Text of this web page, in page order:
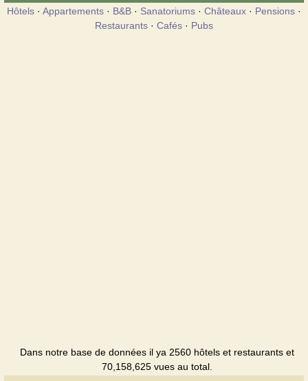
Almaz
Vernygora
Hôtels · Appartements · B&B · Sanatoriums · Châteaux · Pensions ·
Restaurants · Cafés · Pubs
Dans notre base de données il ya 2560 hôtels et restaurants et
70,158,625 vues au total.